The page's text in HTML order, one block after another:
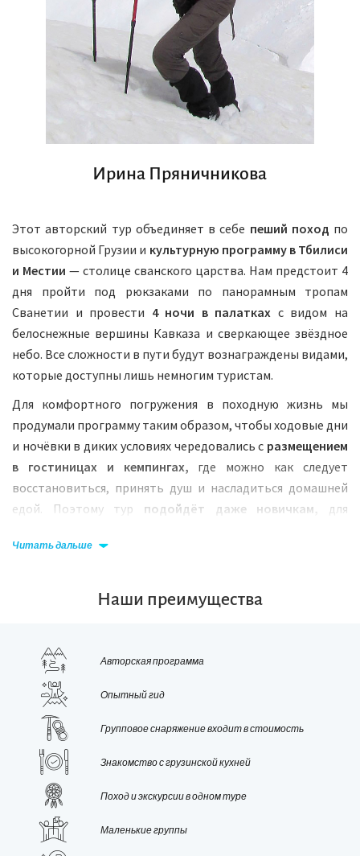
Ирина Пряничникова
Этот авторский тур объединяет в себе пеший поход по
высокогорной Грузии и культурную программу в Тбилиси
и Местии — столице сванского царства. Нам предстоит 4
дня пройти под рюкзаками по панорамным тропам
Сванетии и провести 4 ночи в палатках с видом на
белоснежные вершины Кавказа и сверкающее звёздное
небо. Все сложности в пути будут вознаграждены видами,
которые доступны лишь немногим туристам.
Для комфортного погружения в походную жизнь мы
продумали программу таким образом, чтобы ходовые дни
и ночёвки в диких условиях чередовались с размещением
в гостиницах и кемпингах, где можно как следует
восстановиться, принять душ и насладиться домашней
едой. Поэтому тур подойдёт даже новичкам,
для
завершающей части тура мы успеемотдохнуть на пляже
Читать дальше
Наши преимущества
Авторская программа
Опытный гид
Групповое снаряжение входит в стоимость
Знакомство с грузинской кухней
Поход и экскурсии в одном туре
Маленькие группы